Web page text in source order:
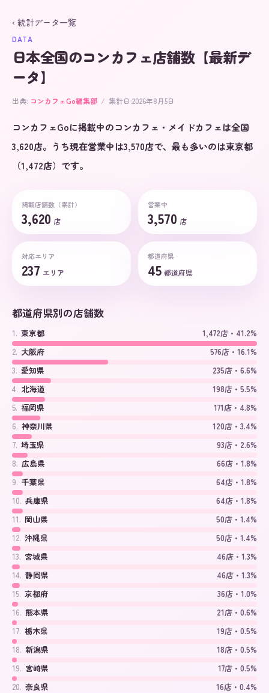
‹ 統計データ一覧
DATA
日本全国のコンカフェ店舗数【最新デ
ータ】
出典: コンカフェGo編集部 / 集計日:2026年8月5日
コンカフェGoに掲載中のコンカフェ・メイドカフェは全国
3,620店。うち現在営業中は3,570店で、最も多いのは東京都
（1,472店）です。
掲載店舗数（累計）
3,620 店
営業中
3,570 店
対応エリア
237 エリア
都道府県
45 都道府県
都道府県別の店舗数
1. 東京都
1,472店・41.2%
2. 大阪府
576店・16.1%
3. 愛知県
235店・6.6%
4. 北海道
198店・5.5%
5. 福岡県
171店・4.8%
6. 神奈川県
120店・3.4%
7. 埼玉県
93店・2.6%
8. 広島県
66店・1.8%
9. 千葉県
64店・1.8%
10. 兵庫県
64店・1.8%
11. 岡山県
50店・1.4%
12. 沖縄県
50店・1.4%
13. 宮城県
46店・1.3%
14. 静岡県
46店・1.3%
15. 京都府
36店・1.0%
16. 熊本県
21店・0.6%
17. 栃木県
19店・0.5%
18. 新潟県
18店・0.5%
19. 宮崎県
17店・0.5%
20. 奈良県 16店・0.4%